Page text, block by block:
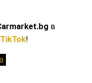
в
TikTok!